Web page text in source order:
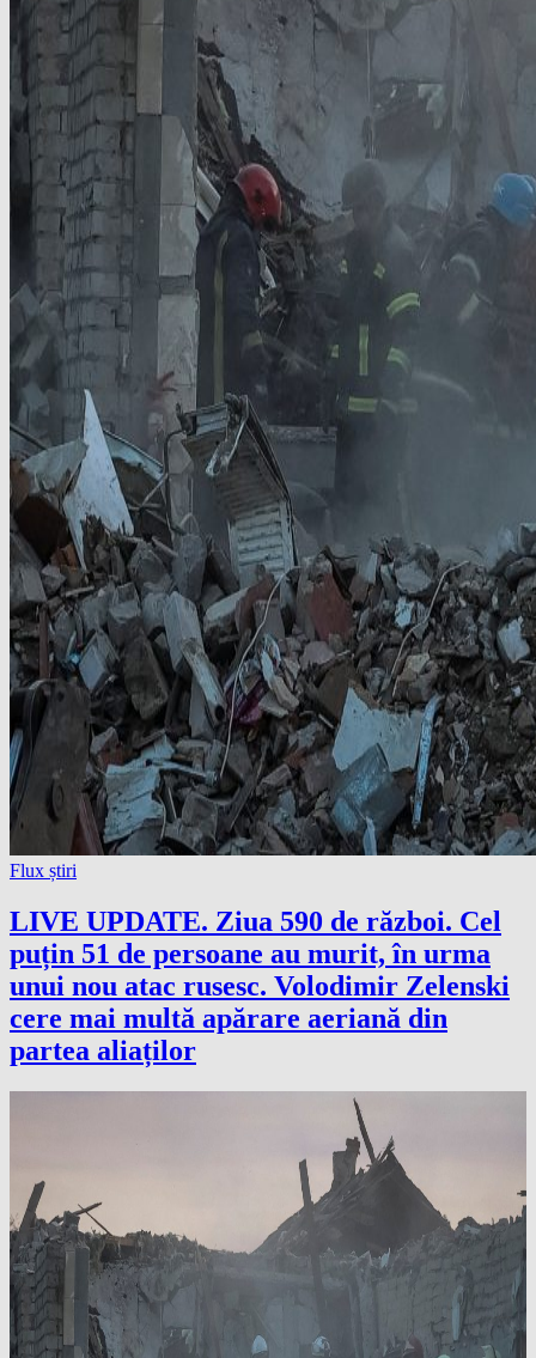
Flux știri
LIVE UPDATE. Ziua 590 de război. Cel
puțin 51 de persoane au murit, în urma
unui nou atac rusesc. Volodimir Zelenski
cere mai multă apărare aeriană din
partea aliaților